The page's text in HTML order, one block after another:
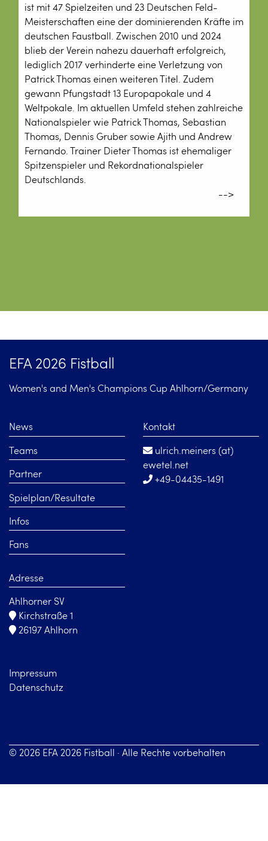
ist mit 47 Spielzeiten und 23 Deutschen Feld-
Meisterschaften eine der dominierenden Kräfte im
deutschen Faustball. Zwischen 2010 und 2024
blieb der Verein nahezu dauerhaft erfolgreich,
lediglich 2017 verhinderte eine Verletzung von
Patrick Thomas einen weiteren Titel. Zudem
gewann Pfungstadt 13 Europapokale und 4
Weltpokale. Im aktuellen Umfeld stehen zahlreiche
Nationalspieler wie Patrick Thomas, Sebastian
Thomas, Dennis Gruber sowie Ajith und Andrew
Fernando. Trainer Dieter Thomas ist ehemaliger
Spitzenspieler und Rekordnationalspieler
Deutschlands.
-->
EFA 2026 Fistball
Women's and Men's Champions Cup Ahlhorn/Germany
News
Teams
Partner
Spielplan/Resultate
Infos
Fans
Kontakt
ulrich.meiners (at)
ewetel.net
+49-04435-1491
Adresse
Ahlhorner SV
Kirchstraße 1
26197 Ahlhorn
Impressum
Datenschutz
© 2026 EFA 2026 Fistball · Alle Rechte vorbehalten